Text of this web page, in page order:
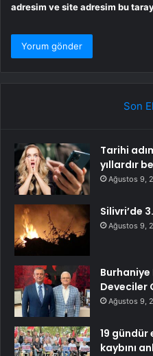
adresim ve site adresim bu
Son
Tarihi
yıllardır
Ağustos 9,
Silivri’de
Ağustos 9,
Burhaniye
Deveciler
Ağustos 9,
19
kaybını